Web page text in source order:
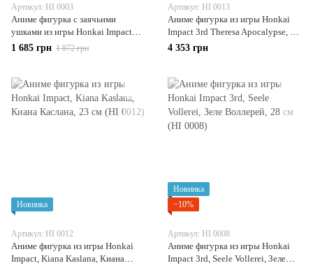
Артикул: HI 0003
Аниме фигурка c заячьими
ушками из игры Honkai Impact
3rd Yae Sakura, Сакура, 26.5 см
1 685 грн 1 872 грн
Артикул: HI 0013
Аниме фигурка из игры Honkai
Impact 3rd Theresa Apocalypse, 28
см (HI 0013)
4 353 грн
Новинка
Артикул: HI 0012
Аниме фигурка из игры Honkai
Impact, Kiana Kaslana, Киана
Новинка
−10%
Артикул: HI 0008
Аниме фигурка из игры Honkai
Impact 3rd, Seele Vollerei, Зеле